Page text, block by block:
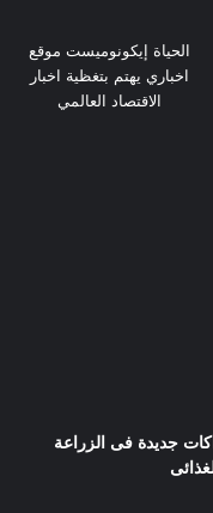
الحياة إيكونوميست موقع
اخباري يهتم بتغظية اخبار
الاقتصاد العالمي
جديدة فى الزراعة